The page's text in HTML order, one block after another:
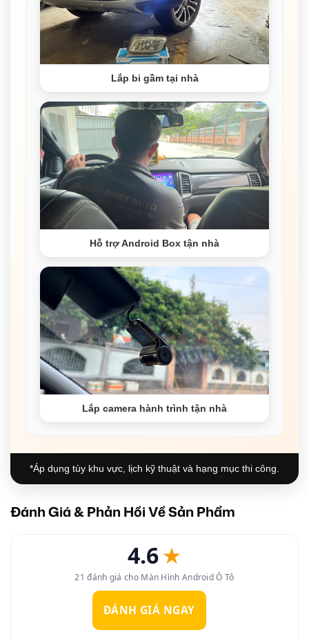
Lắp bi gầm tại nhà
Hỗ trợ Android Box tận nhà
Lắp camera hành trình tận nhà
*Áp dụng tùy khu vực, lịch kỹ thuật và hạng mục thi công.
Đánh Giá & Phản Hồi Về Sản Phẩm
4.6★
21 đánh giá cho Màn Hình Android Ô Tô
ĐÁNH GIÁ NGAY